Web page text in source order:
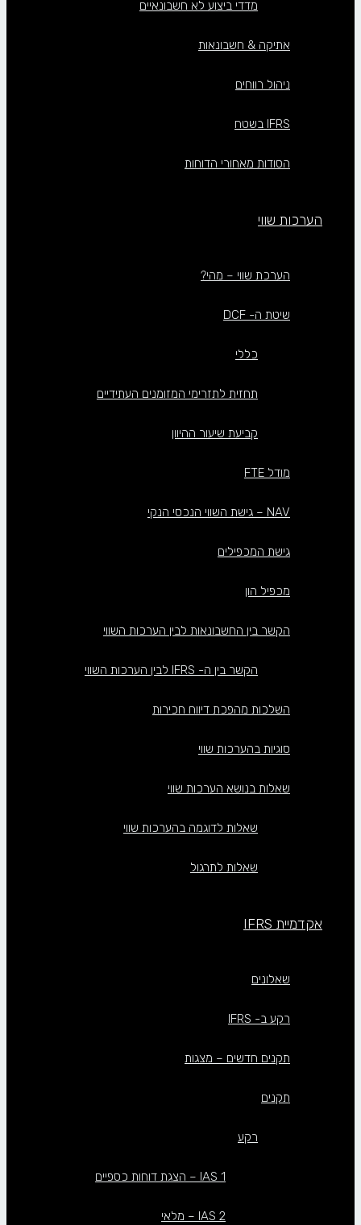
מדדי ביצוע לא חשבונאיים
אתיקה & חשבונאות
ניהול רווחים
IFRS בשטח
הסודות מאחורי הדוחות
הערכות שווי
הערכת שווי – מהי?
שיטת ה- DCF
כללי
תחזית לתזרימי המזומנים העתידיים
קביעת שיעור ההיוון
מודל FTE
NAV – גישת השווי הנכסי הנקי
גישת המכפילים
מכפיל הון
הקשר בין החשבונאות לבין הערכות השווי
הקשר בין ה- IFRS לבין הערכות השווי
השלכות מהפכת דיווח חכירות
סוגיות בהערכות שווי
שאלות בנושא הערכות שווי
שאלות לדוגמה בהערכות שווי
שאלות לתרגול
אקדמיית IFRS
שאלונים
רקע ב- IFRS
תקנים חדשים – מצגות
תקנים
רקע
IAS 1 – הצגת דוחות כספיים
IAS 2 – מלאי